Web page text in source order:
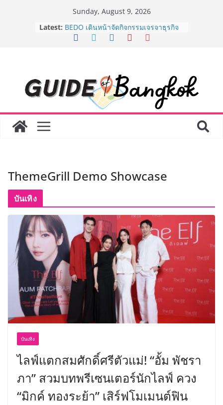
Sunday, August 9, 2026
Latest: AirAsia X SEE FAH พันธมิตรทางธุรกิจ
ยาวนานกว่า 20 ปี ต่อยอดเสิร์ฟความ
“BIO TRADE CONNECT 2026” ยก
ระดับผลิตภัณฑ์ท้องถิ่นสู่ตลาดเชิง
พาณิชย์อย่างยั่งยืน
LORDNINE จัดศึกคนดังสายเกม ไทย
ปะทะ ฟิลิปปินส์ ใน “Rise of the Tenth
มหาวิทยาลัยเท่านั้น แต่ยังเตรียมพวก
ประเทศ จัดประชุมใหญ่แห่งปี พบ CEO
“ดร.ปิยะวัฒน์” ถ่ายทอดวิสัยทัศน์ธุรกิจ
พร้อมฟรีคอนเสิร์ต “โชค รถแห่” ยกวง
ThemeGrill Demo Showcase
บันเทิง
บันเทิง
ไลฟ์แตกสมศักดิ์ศรีตัวแม่! “อั้ม พัชรา
ภา” สวมบทพรีเซนเตอร์นักไลฟ์ ควง
“มิกค์ ทองระย้า” เสิร์ฟโมเมนต์ฟิน